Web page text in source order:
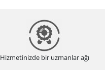
Hizmetinizde bir uzmanlar ağı